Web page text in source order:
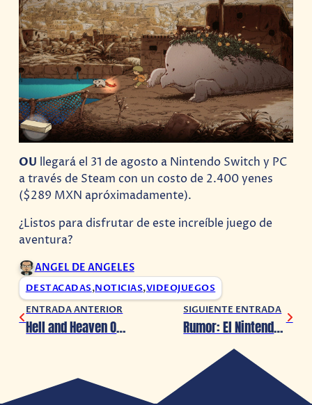
OU llegará el 31 de agosto a Nintendo Switch y PC
a través de Steam con un costo de 2.400 yenes
($289 MXN apróximadamente).
¿Listos para disfrutar de este increíble juego de
aventura?
ANGEL DE ANGELES
DESTACADAS,NOTICIAS,VIDEOJUEGOS
ENTRADA ANTERIOR
Hell and Heaven Open Air 2023 revelara su cartel próximamente
SIGUIENTE ENTRADA
Rumor: El Nintendo Switch 2 llegaría en 2024